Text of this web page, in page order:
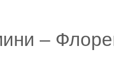
–